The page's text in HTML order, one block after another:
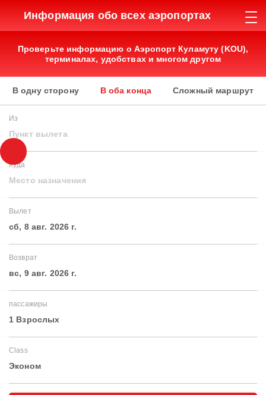
Информация обо всех аэропортах
Проверьте информацию о Аэропорт Куламуту (KOU),
терминалах, удобствах и многом другом
В одну сторону В оба конца Сложный маршрут
Из
Пункт вылета
Куда
Место назначения
Вылет
сб, 8 авг. 2026 г.
Возврат
вс, 9 авг. 2026 г.
пассажиры
1 Взрослых
Class
Эконом